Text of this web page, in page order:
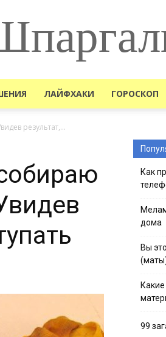
ЛАЙФХАКИ ГОРОСКОП
результат,…
Как
дома
Вы
99